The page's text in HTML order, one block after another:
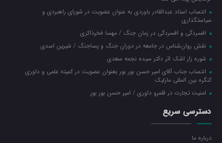
انتصاب استاد عبدالقادر باوردی به عنوان عضویت در شورای راهبردی و
سیاستگذاری
افسردگی و افسردگی در زمان جنگ / مهسا فخرذاکری
نقش روان‌شناس در جامعه در دوران جنگ و پساجنگ / شیرین اسدی
شوره زار اشک اثر دکتر سیده نجمه سعدی
انتصاب جناب آقای امیر حسن بور بور بعنوان عضویت در کمیته علمی و داوری
کنگره بین المللی مارلیک
امنیت تجارت در قلمرو داوری / امیر حسن بور بور
دسترسی سریع
درباره ما